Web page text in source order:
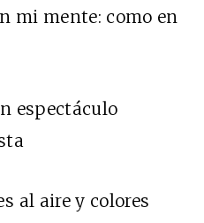
mi mente: como en
espectáculo
al aire y colores